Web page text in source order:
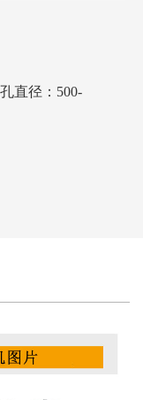
直径：500-